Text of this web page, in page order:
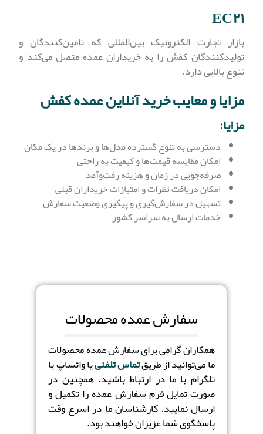
EC۲۱
بازار تجارت الکترونیک بین‌المللی که تامین‌کنندگان و
تولیدکنندگان کفش را به خریداران عمده متصل می‌کند و
تنوع بالایی دارد.
مزایا و معایب خرید آنلاین عمده کفش
مزایا:
دسترسی به تنوع گسترده مدل‌ها و برندها در یک مکان
امکان مقایسه قیمت‌ها و کیفیت به راحتی
صرفه‌جویی در زمان و هزینه رفت‌وآمد
امکان دریافت نظرات و امتیازات خریداران قبلی
تسهیل در سفارش‌گیری و پیگیری وضعیت سفارش
خدمات ارسال به سراسر کشور
سفارش عمده محصولات
همکاران گرامی برای سفارش عمده محصولات
ما می‌توانید از طریقتماس تلفنییا واتساپ یا
تلگرام با ما در ارتباط باشید. همچنین در
صورت تمایل فرم سفارش عمده را تکمیل و
ارسال نمایید. کارشناسان ما در اسرع وقت
پاسخگوی شما عزیزان خواهند بود.